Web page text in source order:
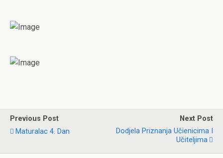
Previous Post
Maturalac 4. Dan
Next Post
Dodjela Priznanja Učienicima I
Učiteljima